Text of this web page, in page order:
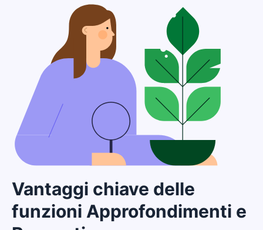
Vantaggi chiave delle
funzioni Approfondimenti e